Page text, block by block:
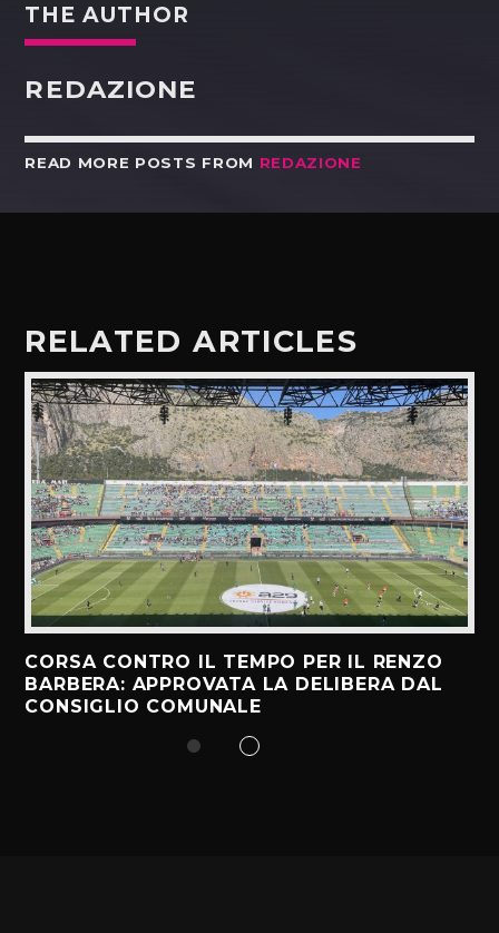
THE AUTHOR
REDAZIONE
READ MORE POSTS FROM REDAZIONE
RELATED ARTICLES
CORSA CONTRO IL TEMPO PER IL RENZO
BARBERA: APPROVATA LA DELIBERA DAL
CONSIGLIO COMUNALE